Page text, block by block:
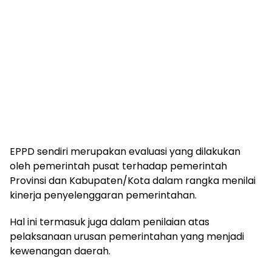
EPPD sendiri merupakan evaluasi yang dilakukan
oleh pemerintah pusat terhadap pemerintah
Provinsi dan Kabupaten/Kota dalam rangka menilai
kinerja penyelenggaran pemerintahan.
Hal ini termasuk juga dalam penilaian atas
pelaksanaan urusan pemerintahan yang menjadi
kewenangan daerah.